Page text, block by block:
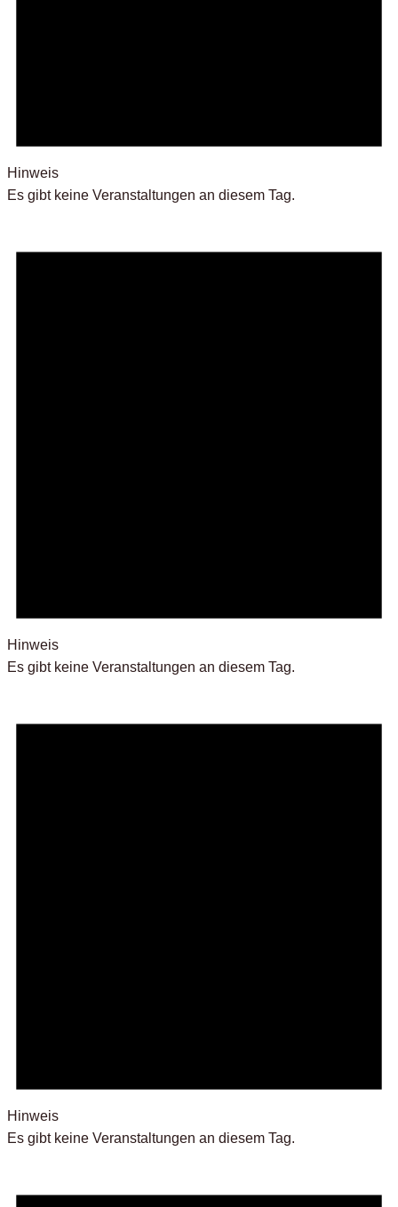
Hinweis
Es gibt keine Veranstaltungen an diesem Tag.
Hinweis
Es gibt keine Veranstaltungen an diesem Tag.
Hinweis
Es gibt keine Veranstaltungen an diesem Tag.